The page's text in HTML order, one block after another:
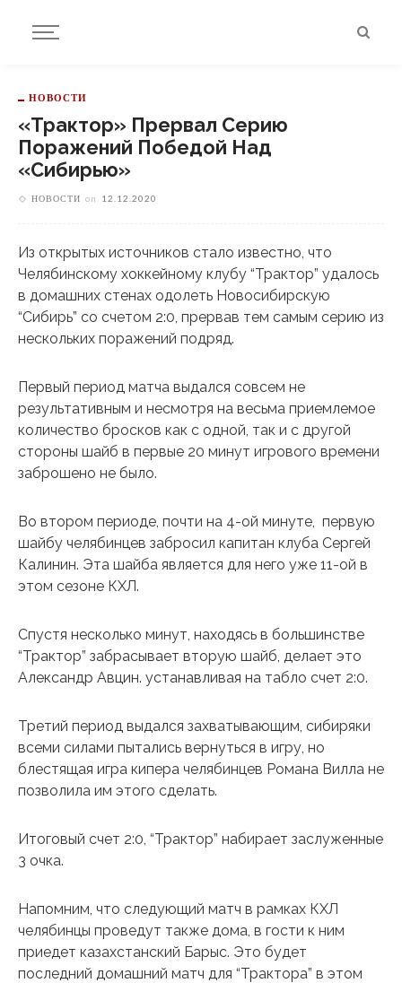
НОВОСТИ
«Трактор» Прервал Серию
Поражений Победой Над
«Сибирью»
НОВОСТИ on 12.12.2020
Из открытых источников стало известно, что
Челябинскому хоккейному клубу “Трактор” удалось
в домашних стенах одолеть Новосибирскую
“Сибирь” со счетом 2:0, прервав тем самым серию из
нескольких поражений подряд.
Первый период матча выдался совсем не
результативным и несмотря на весьма приемлемое
количество бросков как с одной, так и с другой
стороны шайб в первые 20 минут игрового времени
заброшено не было.
Во втором периоде, почти на 4-ой минуте, первую
шайбу челябинцев забросил капитан клуба Сергей
Калинин. Эта шайба является для него уже 11-ой в
этом сезоне КХЛ.
Спустя несколько минут, находясь в большинстве
“Трактор” забрасывает вторую шайб, делает это
Александр Авцин. устанавливая на табло счет 2:0.
Третий период выдался захватывающим, сибиряки
всеми силами пытались вернуться в игру, но
блестящая игра кипера челябинцев Романа Вилла не
позволила им этого сделать.
Итоговый счет 2:0, “Трактор” набирает заслуженные
3 очка.
Напомним, что следующий матч в рамках КХЛ
челябинцы проведут также дома, в гости к ним
приедет казахстанский Барыс. Это будет
последний домашний матч для “Трактора” в этом